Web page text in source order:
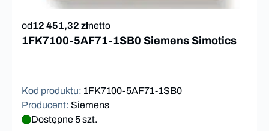
od12 451,32 złnetto
1FK7100-5AF71-1SB0 Siemens Simotics
Kod produktu: 1FK7100-5AF71-1SB0
Producent: Siemens
Dostępne 5 szt.